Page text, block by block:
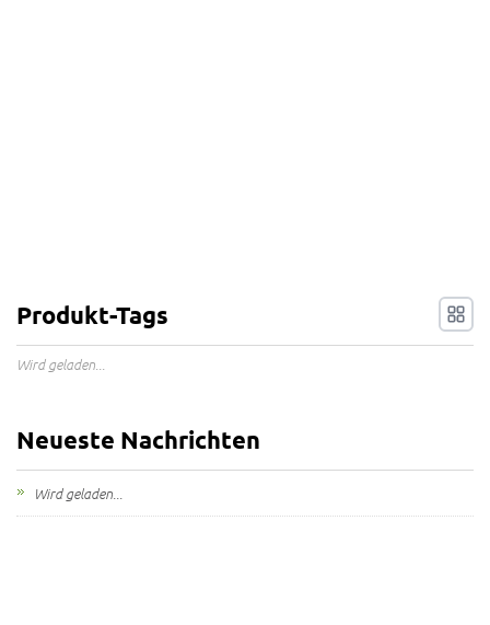
Produkt-Tags
Wird geladen...
Neueste Nachrichten
Wird geladen...